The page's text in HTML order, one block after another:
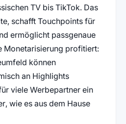
TV bis TikTok. Das
schafft Touchpoints für
ermöglicht passgenaue
Monetarisierung profitiert:
können
an Highlights
viele Werbepartner ein
wie es aus dem Hause